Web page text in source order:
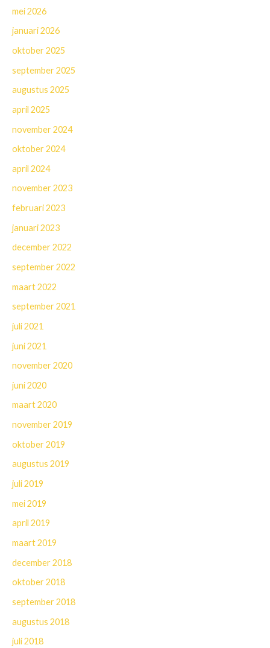
mei 2026
januari 2026
oktober 2025
september 2025
augustus 2025
april 2025
november 2024
oktober 2024
april 2024
november 2023
februari 2023
januari 2023
december 2022
september 2022
maart 2022
september 2021
juli 2021
juni 2021
november 2020
juni 2020
maart 2020
november 2019
oktober 2019
augustus 2019
juli 2019
mei 2019
april 2019
maart 2019
december 2018
oktober 2018
september 2018
augustus 2018
juli 2018